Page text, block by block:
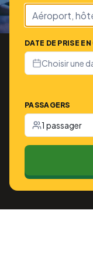
DATE DE PRISE
Choisir une
PASSAGERS
1 passager